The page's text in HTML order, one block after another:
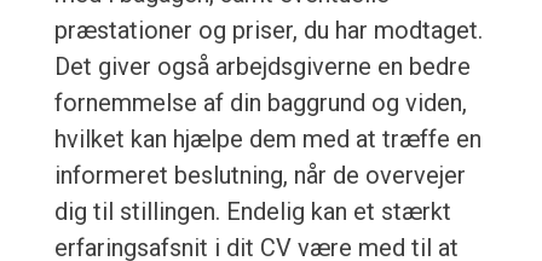
præstationer og priser, du har modtaget.
Det giver også arbejdsgiverne en bedre
fornemmelse af din baggrund og viden,
hvilket kan hjælpe dem med at træffe en
informeret beslutning, når de overvejer
dig til stillingen. Endelig kan et stærkt
erfaringsafsnit i dit CV være med til at